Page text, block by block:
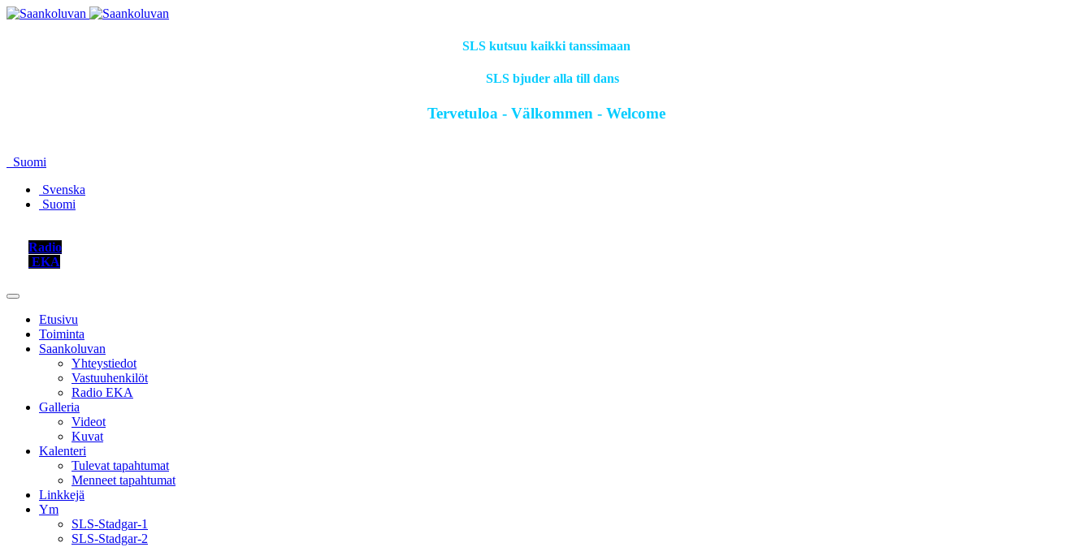
SLS kutsuu kaikki tanssimaan
SLS bjuder alla till dans
Tervetuloa - Välkommen - Welcome
Suomi
Svenska
Suomi
Radio
EKA
Etusivu
Toiminta
Saankoluvan
Yhteystiedot
Vastuuhenkilöt
Radio EKA
Galleria
Videot
Kuvat
Kalenteri
Tulevat tapahtumat
Menneet tapahtumat
Linkkejä
Ym
SLS-Stadgar-1
SLS-Stadgar-2